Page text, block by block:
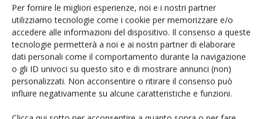
Per fornire le migliori esperienze, noi e i nostri partner
utilizziamo tecnologie come i cookie per memorizzare e/o
accedere alle informazioni del dispositivo. Il consenso a queste
tecnologie permetterà a noi e ai nostri partner di elaborare
dati personali come il comportamento durante la navigazione
o gli ID univoci su questo sito e di mostrare annunci (non)
personalizzati. Non acconsentire o ritirare il consenso può
influire negativamente su alcune caratteristiche e funzioni.
Edicola web
PCB Magazine